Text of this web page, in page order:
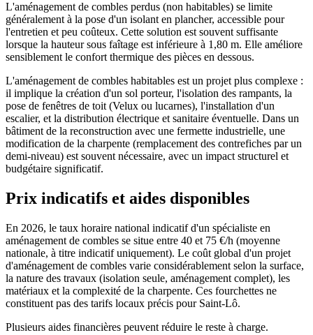
L'aménagement de combles perdus (non habitables) se limite
généralement à la pose d'un isolant en plancher, accessible pour
l'entretien et peu coûteux. Cette solution est souvent suffisante
lorsque la hauteur sous faîtage est inférieure à 1,80 m. Elle améliore
sensiblement le confort thermique des pièces en dessous.
L'aménagement de combles habitables est un projet plus complexe :
il implique la création d'un sol porteur, l'isolation des rampants, la
pose de fenêtres de toit (Velux ou lucarnes), l'installation d'un
escalier, et la distribution électrique et sanitaire éventuelle. Dans un
bâtiment de la reconstruction avec une fermette industrielle, une
modification de la charpente (remplacement des contrefiches par un
demi-niveau) est souvent nécessaire, avec un impact structurel et
budgétaire significatif.
Prix indicatifs et aides disponibles
En 2026, le taux horaire national indicatif d'un spécialiste en
aménagement de combles se situe entre 40 et 75 €/h (moyenne
nationale, à titre indicatif uniquement). Le coût global d'un projet
d'aménagement de combles varie considérablement selon la surface,
la nature des travaux (isolation seule, aménagement complet), les
matériaux et la complexité de la charpente. Ces fourchettes ne
constituent pas des tarifs locaux précis pour Saint-Lô.
Plusieurs aides financières peuvent réduire le reste à charge.